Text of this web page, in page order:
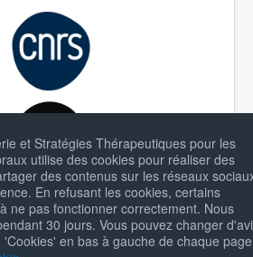
et Stratégies Thérapeutiques pour les
utilise des cookies pour réaliser des
des contenus sur les réseaux
En refusant les cookies, certains
ne pas fonctionner correctement. Nous
30 jours. Vous pouvez changer
en bas à gauche de chaque page